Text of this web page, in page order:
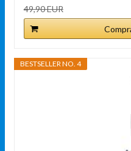
49,90 EUR
BESTSELLER NO. 4